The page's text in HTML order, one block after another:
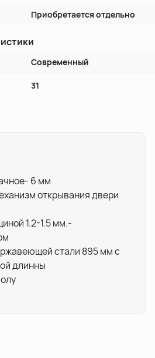
Приобретается отдельно
Современный
31
6 мм
открывания двери
1.2-1.5 мм.-
стали 895 мм с
длинны